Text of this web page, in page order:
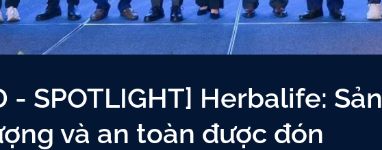
- SPOTLIGHT] Herbalife: Sản
và an toàn được đón